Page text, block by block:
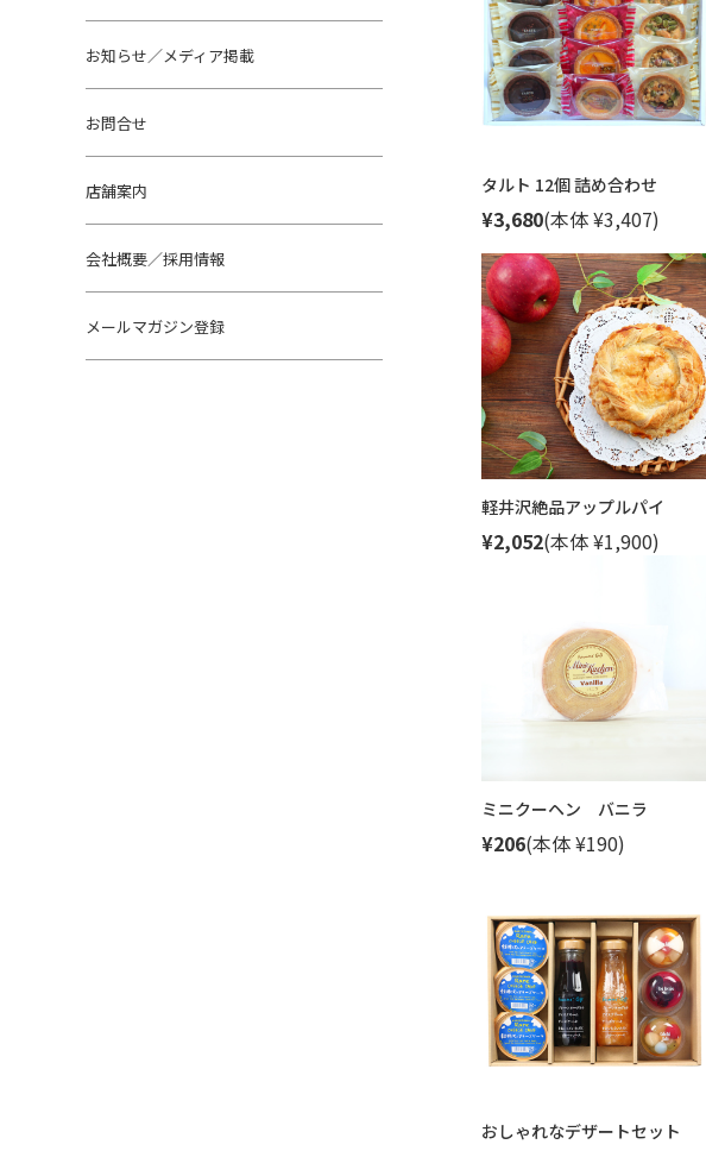
タルト 12個 詰め合わせ
¥3,680(本体 ¥3,407)
軽井沢絶品アップルパイ
¥2,052(本体 ¥1,900)
ミニクーヘン バニラ
¥206(本体 ¥190)
おしゃれなデザートセット
お知らせ／メディア掲載
お問合せ
店舗案内
会社概要／採用情報
メールマガジン登録